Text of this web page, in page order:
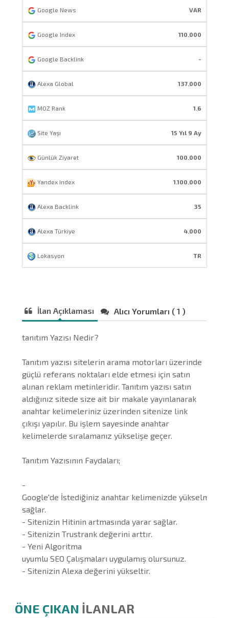
Google News VAR
Google Index 110.000
Google Backlink -
Alexa Global 137.000
MOZ Rank 1.6
Site Yaşı 15 Yıl 9 Ay
Günlük Ziyaret 100.000
Yandex Index 1.100.000
Alexa Backlink 35
Alexa Türkiye 4.000
Lokasyon TR
İlan Açıklaması Alıcı Yorumları ( 1 )
tanıtım Yazısı Nedir?
Tanıtım yazısı sitelerin arama motorları üzerinde
güçlü referans noktaları elde etmesi için satın
alınan reklam metinleridir. Tanıtım yazısı satın
aldığınız sitede size ait bir makale yayınlanarak
anahtar kelimeleriniz üzerinden sitenize link
çıkışı yapılır. Bu işlem sayesinde anahtar
kelimelerde sıralamanız yükselişe geçer.
Tanıtım Yazısının Faydaları;
-
Google'de İstediğiniz anahtar kelimenizde yükselmenizi
sağlar.
- Sitenizin Hitinin artmasında yarar sağlar.
- Sitenizin Trustrank değerini arttır.
- Yeni Algoritma
uyumlu SEO Çalışmaları uygulamış olursunuz.
- Sitenizin Alexa değerini yükseltir.
ÖNE ÇIKAN İLANLAR